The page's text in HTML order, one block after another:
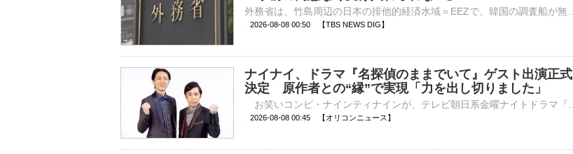
2026-08-08 00:50 【TBS NEWS DIG】
ナイナイ、ドラマ『名探偵のままでいて』ゲスト出演正式
決定 原作者との“縁”で実現「力を出し切りました」
2026-08-08 00:45 【オリコンニュース】